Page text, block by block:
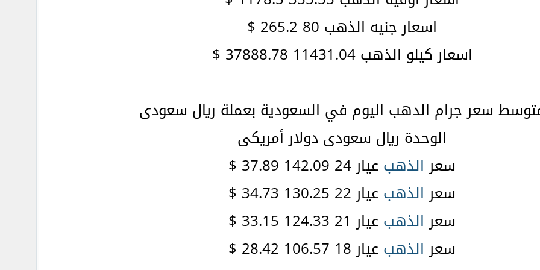
اسعار جنيه الذهب 80 265.2 $
اسعار كيلو الذهب 11431.04 37888.78 $
سعر جرام الدهب اليوم في السعودية بعملة ريال سعودى
الوحدة ريال سعودى دولار أمريكى
سعرالذهبعيار 24 142.09 37.89 $
سعرالذهبعيار 22 130.25 34.73 $
سعرالذهبعيار 21 124.33 33.15 $
سعرالذهبعيار 18 106.57 28.42 $